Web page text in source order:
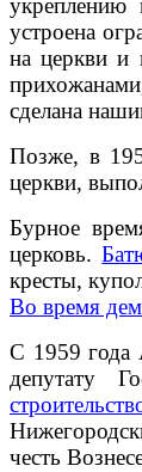
устроена
на церкви и
сделана
Позже, в
церкви,
Бурное
церковь.
кресты,
Во время
С 1959 года
депутату
честь